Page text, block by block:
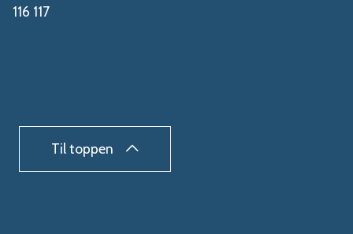
116 117
Til toppen